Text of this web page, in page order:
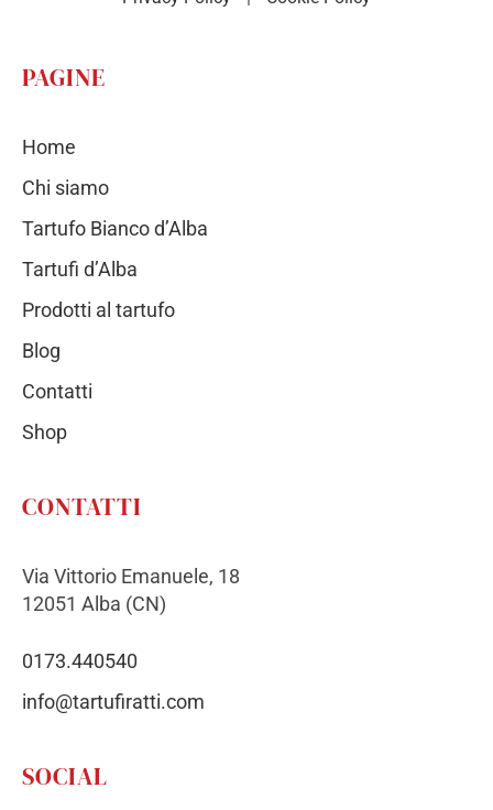
PAGINE
Home
Chi siamo
Tartufo Bianco d’Alba
Tartufi d’Alba
Prodotti al tartufo
Blog
Contatti
Shop
CONTATTI
Via Vittorio Emanuele, 18
12051 Alba (CN)
0173.440540
info@tartufiratti.com
SOCIAL